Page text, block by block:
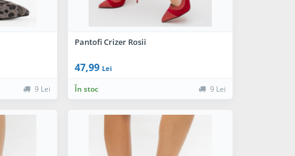
9 Lei
Pantofi Crizer Rosii
47,99 Lei
În stoc 9 Lei